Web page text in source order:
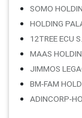
SOMO
HOLDING
12TREE ECU
MAAS
JIMMOS
BM-FAM
ADINCORP-